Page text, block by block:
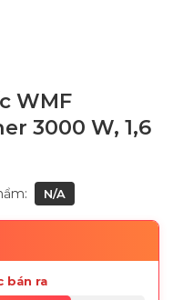
WMF
3000 W, 1,6
N/A
bán ra